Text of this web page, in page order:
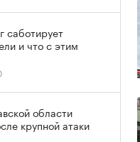
саботирует
и что с этим
области
крупной атаки